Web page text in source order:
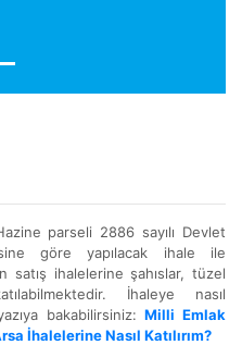
parseli 2886 sayılı Devlet
göre yapılacak ihale ile
satış ihalelerine şahıslar, tüzel
İhaleye nasıl
bakabilirsiniz:Milli Emlak
İhalelerine Nasıl Katılırım?